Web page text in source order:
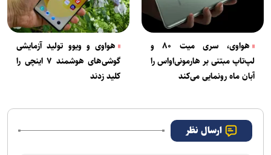
هواوی، سری میت ۸۰ و
لپ‌تاپ مبتنی بر هارمونی‌اواس را
آبان ماه رونمایی می‌کند
هواوی و ویوو تولید آزمایشی
گوشی‌های هوشمند ۷ اینچی را
کلید زدند
ارسال نظر